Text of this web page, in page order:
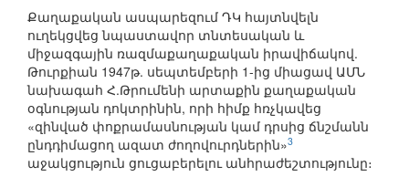
Քաղաքական ասպարեզում ԴԿ հայտնվելն
ուղեկցվեց նպաստավոր տնտեսական և
միջազգային ռազմաքաղաքական իրավիճակով.
Թուրքիան 1947թ. սեպտեմբերի 1-ից միացավ ԱՄՆ
նախագահ Հ.Թրումենի արտաքին քաղաքական
օգնության դոկտրինին, որի հիմք հռչկավեց
«զինված փոքրամասնության կամ դրսից ճնշմանն
ընդդիմացող ազատ ժողովուրդներին»3
աջակցություն ցուցաբերելու անհրաժեշտությունը։